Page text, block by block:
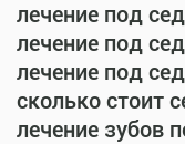
лечение под
лечение под
лечение под
сколько стоит
лечение зубов